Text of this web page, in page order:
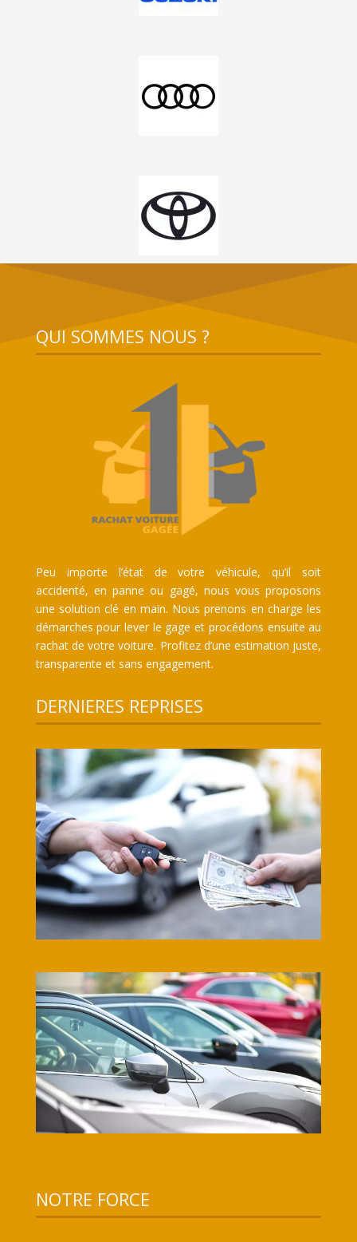
QUI SOMMES NOUS ?
Peu importe l’état de votre véhicule, qu’il soit
accidenté, en panne ou gagé, nous vous proposons
une solution clé en main. Nous prenons en charge les
démarches pour lever le gage et procédons ensuite au
rachat de votre voiture. Profitez d’une estimation juste,
transparente et sans engagement.
DERNIERES REPRISES
NOTRE FORCE